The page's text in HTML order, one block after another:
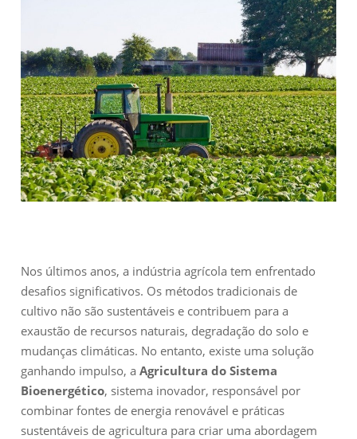
Nos últimos anos, a indústria agrícola tem enfrentado
desafios significativos. Os métodos tradicionais de
cultivo não são sustentáveis ​​e contribuem para a
exaustão de recursos naturais, degradação do solo e
mudanças climáticas. No entanto, existe uma solução
ganhando impulso, a Agricultura do Sistema
Bioenergético, sistema inovador, responsável por
combinar fontes de energia renovável e práticas
sustentáveis ​​de agricultura para criar uma abordagem